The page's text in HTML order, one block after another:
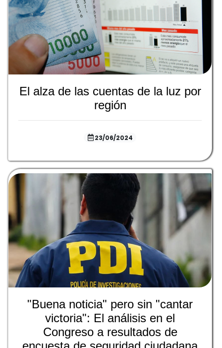
El alza de las cuentas de la luz por
región
23/06/2024
"Buena noticia" pero sin "cantar
victoria": El análisis en el
Congreso a resultados de